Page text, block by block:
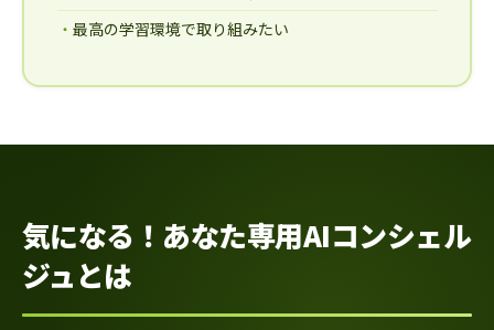
最高の学習環境で取り組みたい
気になる！あなた専用AIコンシェル
ジュとは